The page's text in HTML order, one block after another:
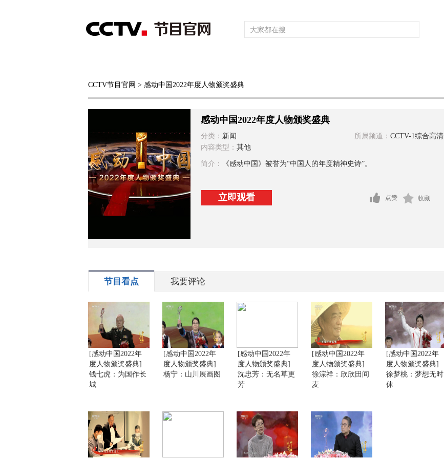
综合 新闻 财经 综艺 中文国际 体育 电影
CCTV节目官网 > 感动中国2022年度人物颁奖盛典
感动中国2022年度人物颁奖盛典
分类： 新闻 所属频道： CCTV-1综合高清
内容类型： 其他
简介： 《感动中国》被誉为“中国人的年度精神史诗”。
立即观看 点赞 收藏
节目看点 我要评论
[感动中国2022年
度人物颁奖盛典]
钱七虎：为国作长
城
[感动中国2022年
度人物颁奖盛典]
杨宁：山川展画图
[感动中国2022年
度人物颁奖盛典]
沈忠芳：无名草更
芳
[感动中国2022年
度人物颁奖盛典]
徐淙祥：欣欣田间
麦
[感动中国2022年
度人物颁奖盛典]
徐梦桃：梦想无时
休